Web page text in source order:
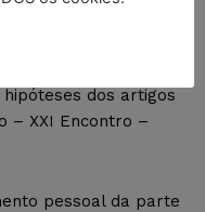
dos artigos
– XXI Encontro –
pessoal da parte